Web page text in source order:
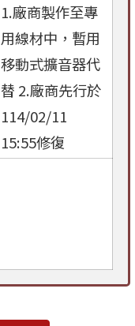
1.廠商製作至專
用線材中，暫用
移動式擴音器代
替 2.廠商先行於
114/02/11
15:55修復